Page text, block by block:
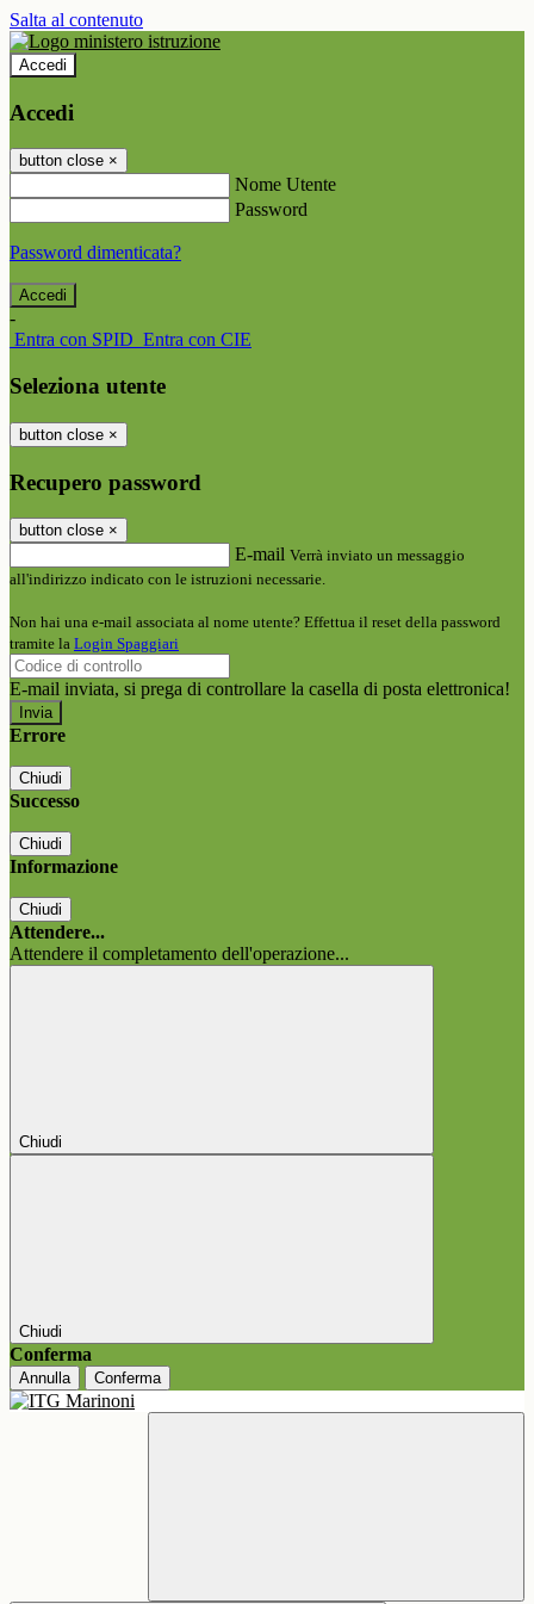
Salta al contenuto
Accedi
Accedi
button close ×
Nome Utente
Password
Password dimenticata?
-
Entra con SPID Entra con CIE
Seleziona utente
button close ×
Recupero password
button close ×
E-mail Verrà inviato un messaggio
all'indirizzo indicato con le istruzioni necessarie.
Non hai una e-mail associata al nome utente? Effettua il reset della password
tramite la Login Spaggiari
E-mail inviata, si prega di controllare la casella di posta elettronica!
Errore
Chiudi
Successo
Chiudi
Informazione
Chiudi
Attendere...
Attendere il completamento dell'operazione...
Chiudi
Chiudi
Conferma
Annulla Conferma